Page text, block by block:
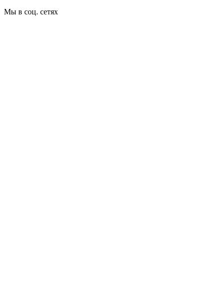
Мы в соц. сетях